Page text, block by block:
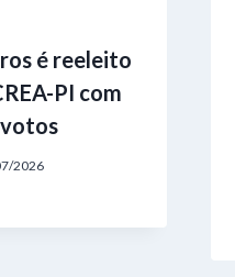
é reeleito
PI com
2026